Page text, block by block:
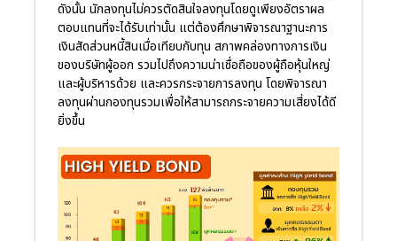
ดังนั้น นักลงทุนไม่ควรตัดสินใจลงทุนโดยดูเพียงอัตราผล
ตอบแทนที่จะได้รับเท่านั้น แต่ต้องศึกษาพิจารณาฐานะการ
เงินสัดส่วนหนี้สินเมื่อเทียบกับทุน สภาพคล่องทางการเงิน
ของบริษัทผู้ออก รวมไปถึงความน่าเชื่อถือของผู้ถือหุ้นใหญ่
และผู้บริหารด้วย และควรกระจายการลงทุน โดยพิจารณา
ลงทุนผ่านกองทุนรวมเพื่อให้สามารถกระจายความเสี่ยงได้ดี
ยิ่งขึ้น